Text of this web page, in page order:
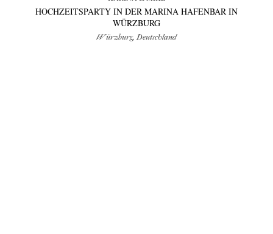
HOCHZEITSPARTY IN DER MARINA HAFENBAR IN
WÜRZBURG
Würzburg, Deutschland